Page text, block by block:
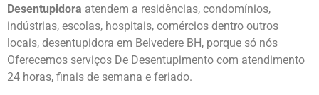
Desentupidora atendem a residências, condomínios,
indústrias, escolas, hospitais, comércios dentro outros
locais, desentupidora em Belvedere BH, porque só nós
Oferecemos serviços De Desentupimento com atendimento
24 horas, finais de semana e feriado.